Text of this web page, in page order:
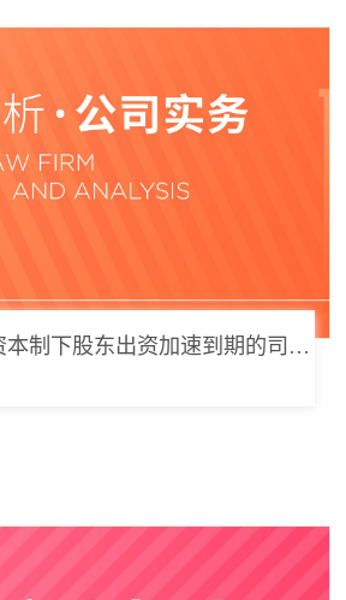
弘齐研析 | 认缴资本制下股东出资加速到期的司法边界与例外体系